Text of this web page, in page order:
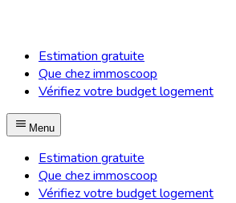
Estimation gratuite
Que chez immoscoop
Vérifiez votre budget logement
Menu
Estimation gratuite
Que chez immoscoop
Vérifiez votre budget logement